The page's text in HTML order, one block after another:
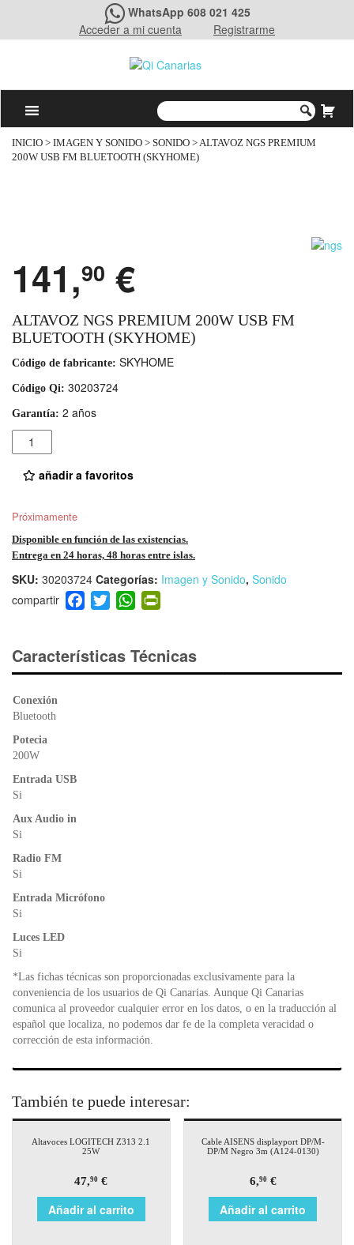
WhatsApp 608 021 425
Acceder a mi cuenta
Registrarme
INICIO > IMAGEN Y SONIDO > SONIDO > ALTAVOZ NGS PREMIUM
200W USB FM BLUETOOTH (SKYHOME)
141,90 €
ALTAVOZ NGS PREMIUM 200W USB FM
BLUETOOTH (SKYHOME)
Código de fabricante: SKYHOME
Código Qi: 30203724
Garantía: 2 años
Cantidad
añadir a favoritos
Próximamente
Disponible en función de las existencias.
Entrega en 24 horas, 48 horas entre islas.
SKU: 30203724 Categorías: Imagen y Sonido, Sonido
F
a
e
b
T
wi
er
W
h
s
A
ri
e
Características Técnicas
Conexión
Bluetooth
Potecia
200W
Entrada USB
Si
Aux Audio in
Si
Radio FM
Si
Entrada Micrófono
Si
Luces LED
Si
*Las fichas técnicas son proporcionadas exclusivamente para la
conveniencia de los usuarios de Qi Canarias. Aunque Qi Canarias
comunica al proveedor cualquier error en los datos, o en la traducción al
español que localiza, no podemos dar fe de la completa veracidad o
corrección de esta información.
También te puede interesar:
Altavoces LOGITECH Z313 2.1
25W
47,90 €
Añadir al carrito
Cable AISENS displayport DP/M-
DP/M Negro 3m (A124-0130)
6,90€
Añadir al carrito